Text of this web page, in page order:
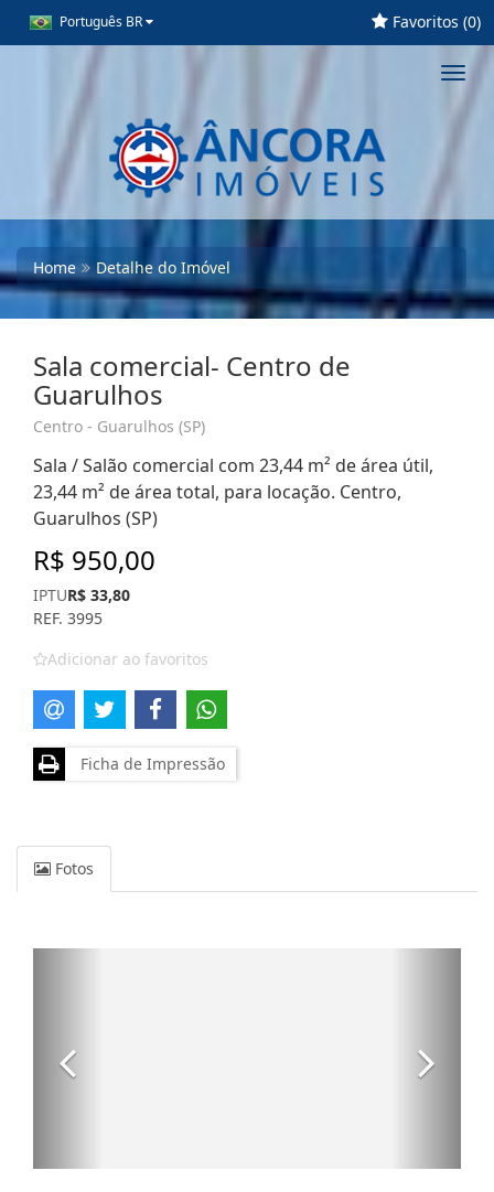
Português BR Favoritos (0)
Home Detalhe do Imóvel
Sala comercial- Centro de
Guarulhos
Centro - Guarulhos (SP)
Sala / Salão comercial com 23,44 m² de área útil,
23,44 m² de área total, para locação. Centro,
Guarulhos (SP)
R$ 950,00
IPTUR$ 33,80
REF. 3995
Adicionar ao favoritos
Ficha de Impressão
Fotos